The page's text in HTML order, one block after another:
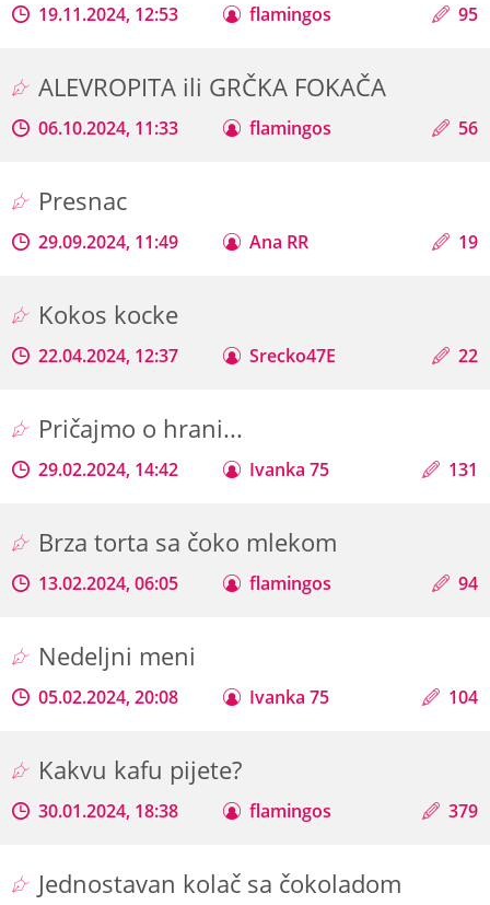
19.11.2024, 12:53 flamingos 95
ALEVROPITA ili GRČKA FOKAČA
06.10.2024, 11:33 flamingos 56
Presnac
29.09.2024, 11:49 Ana RR 19
Kokos kocke
22.04.2024, 12:37 Srecko47E 22
Pričajmo o hrani...
29.02.2024, 14:42 Ivanka 75 131
Brza torta sa čoko mlekom
13.02.2024, 06:05 flamingos 94
Nedeljni meni
05.02.2024, 20:08 Ivanka 75 104
Kakvu kafu pijete?
30.01.2024, 18:38 flamingos 379
Jednostavan kolač sa čokoladom